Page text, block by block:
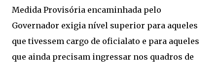
Medida Provisória encaminhada pelo
Governador exigia nível superior para aqueles
que tivessem cargo de oficialato e para aqueles
que ainda precisam ingressar nos quadros de